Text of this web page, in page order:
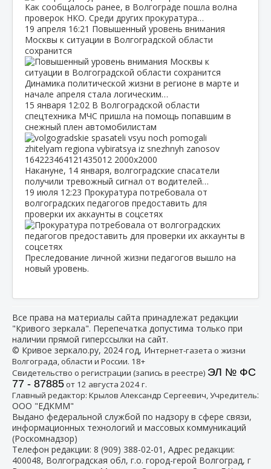
Как сообщалось ранее, в Волгограде пошла волна
проверок НКО. Среди других прокуратура…
19 апреля 16:21 Повышенный уровень внимания
Москвы к ситуации в Волгоградской области
сохранится
Динамика политической жизни в регионе в марте и
начале апреля стала логическим…
15 января 12:02 В Волгоградской области
спецтехника МЧС пришла на помощь попавшим в
снежный плен автомобилистам
Накануне, 14 января, волгоградские спасатели
получили тревожный сигнал от водителей…
19 июля 12:23 Прокуратура потребовала от
волгоградских педагогов предоставить для
проверки их аккаунты в соцсетях
Преследование личной жизни педагогов вышло на
новый уровень.
Все права на материалы сайта принадлежат редакции
"Кривого зеркала". Перепечатка допустима только при
наличии прямой гиперссылки на сайт.
© Кривое зеркало.ру, 2024 год, Интернет-газета о жизни
Волгограда, области и России. 18+
Свидетельство о регистрации (запись в реестре) ЭЛ № ФС
77 - 87885от 12 августа 2024 г.
Главный редактор: Крылов Александр Сергеевич, Учредитель:
ООО "ЕДКММ"
Выдано федеральной службой по надзору в сфере связи,
информационных технологий и массовых коммуникаций
(Роскомнадзор)
Телефон редакции: 8 (909) 388-02-01 , Адрес редакции:
400048, Волгоградская обл, г.о. город-герой Волгоград, г